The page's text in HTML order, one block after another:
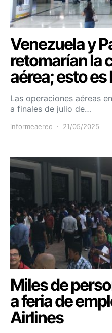
Venezuela y
retomarían la
aérea; esto es
Las operaciones aéreas
a finales de julio de…
informeaereo 21/05/2025
Miles de
a feria de
Airlines